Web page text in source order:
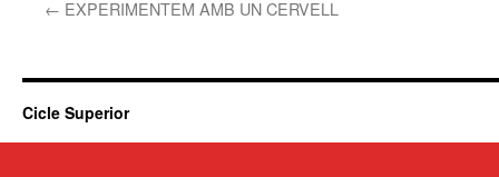
← EXPERIMENTEM AMB UN CERVELL
Cicle Superior